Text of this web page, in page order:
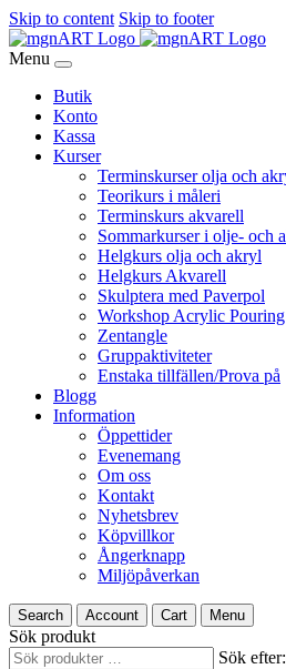
Skip to content Skip to footer
Menu
Butik
Konto
Kassa
Kurser
Terminskurser olja och
Teorikurs i måleri
Terminskurs akvarell
Sommarkurser i olje- och
Helgkurs olja och akryl
Helgkurs Akvarell
Skulptera med Paverpol
Workshop Acrylic Pouring
Zentangle
Gruppaktiviteter
Enstaka tillfällen/Prova på
Blogg
Information
Öppettider
Evenemang
Om oss
Kontakt
Nyhetsbrev
Köpvillkor
Ångerknapp
Miljöpåverkan
Search Account Cart Menu
Sök produkt
Sök efter: